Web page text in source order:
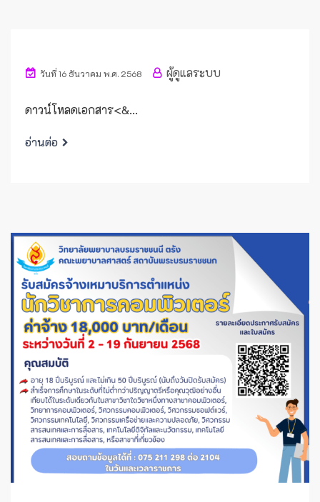
วันที่ 16 ธันวาคม พ.ศ. 2568 ผู้ดูแลระบบ
ดาวน์โหลดเอกสาร<&...
อ่านต่อ